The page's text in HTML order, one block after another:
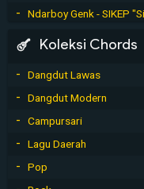
Ndarboy Genk - SIKEP
Koleksi Chords
Dangdut Lawas
Dangdut Modern
Campursari
Lagu Daerah
Pop